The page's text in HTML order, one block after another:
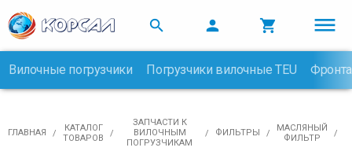
  
Вилочные погрузчики Погрузчики вилочные TEU
ГЛАВНАЯ
КАТАЛОГ
ТОВАРОВ
ЗАПЧАСТИ К
ВИЛОЧНЫМ
ПОГРУЗЧИКАМ
ФИЛЬТРЫ
МАСЛЯНЫЙ
ФИЛЬТР